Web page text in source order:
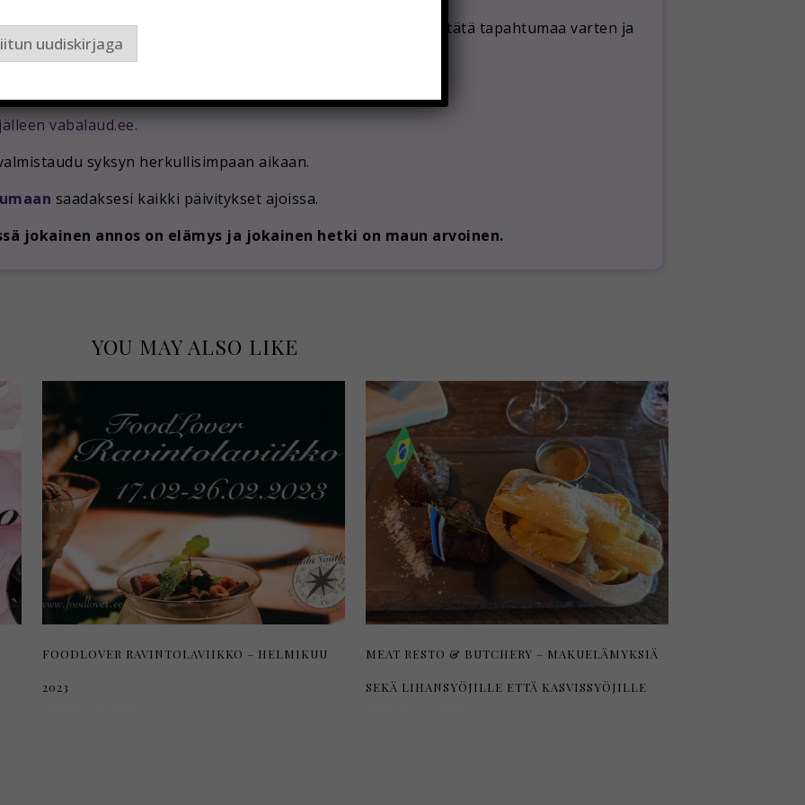
nauttiaeksklusiivisista menuista
, jotka on luotu erityisesti tätä tapahtumaa varten ja
vabalaud.ee.
syksyn herkullisimpaan aikaan.
saadaksesi kaikki päivitykset ajoissa.
jokainen annos on elämys ja jokainen hetki on maun arvoinen.
YOU MAY ALSO LIKE
FOODLOVER RAVINTOLAVIIKKO – HELMIKUU
2023
MEAT RESTO & BUTCHERY – MAKUELÄMYKSIÄ
SEKÄ LIHANSYÖJILLE ETTÄ KASVISSYÖJILLE
uudiskirjaga